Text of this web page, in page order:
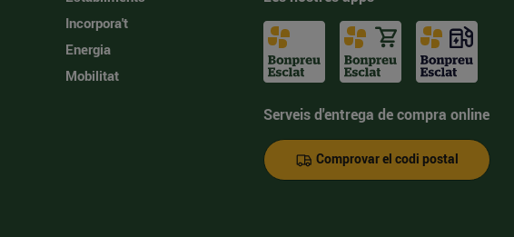
Incorpora't
Energia
Mobilitat
Serveis d'entrega de compra online
Comprovar el codi postal